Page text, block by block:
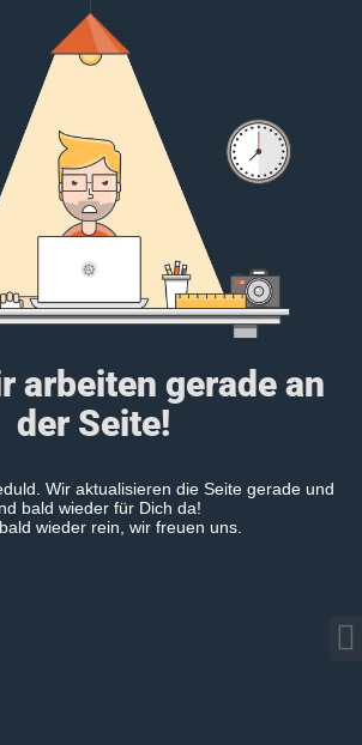
arbeiten gerade an
der Seite!
Wir aktualisieren die Seite gerade und
bald wieder für Dich da!
wieder rein, wir freuen uns.